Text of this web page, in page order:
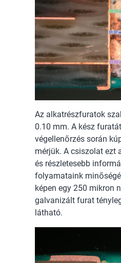
Az alkatrészfuratok
0.10 mm. A kész
végellenőrzés során
mérjük. A csiszolat ezt
és részletesebb
folyamataink
képen egy 250 mikron
galvanizált furat
látható.